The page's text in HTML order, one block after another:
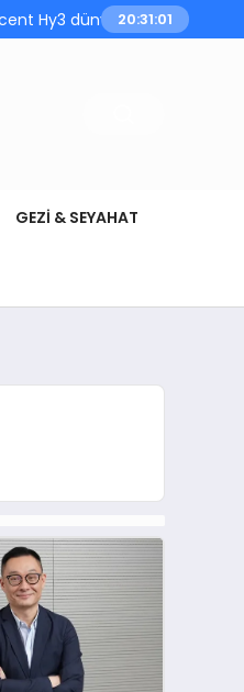
dünya genelinde kullanıma
20:31:02
GEZI & SEYAHAT